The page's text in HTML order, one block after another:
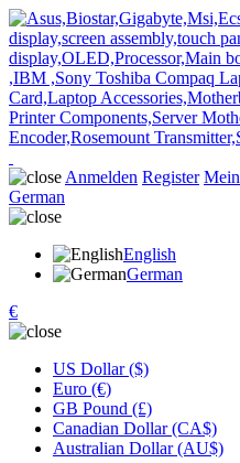
Anmelden Register
German
English
German
€
US Dollar ($)
Euro (€)
GB Pound (£)
Canadian Dollar (CA$)
Australian Dollar (AU$)